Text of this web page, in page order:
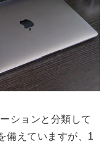
ションと分類して
備えていますが、1